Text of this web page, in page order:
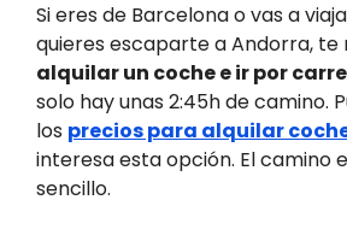
Si eres de Barcelona o vas a
quieres escaparte a Andorra,
alquilar un coche e ir por
solo hay unas 2:45h de camino.
los precios para alquilar
interesa esta opción. El camino
sencillo.